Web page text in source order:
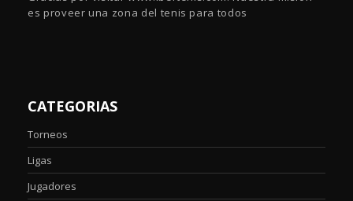
es proveer una zona del tenis para todos
CATEGORIAS
Torneos
Ligas
Jugadores